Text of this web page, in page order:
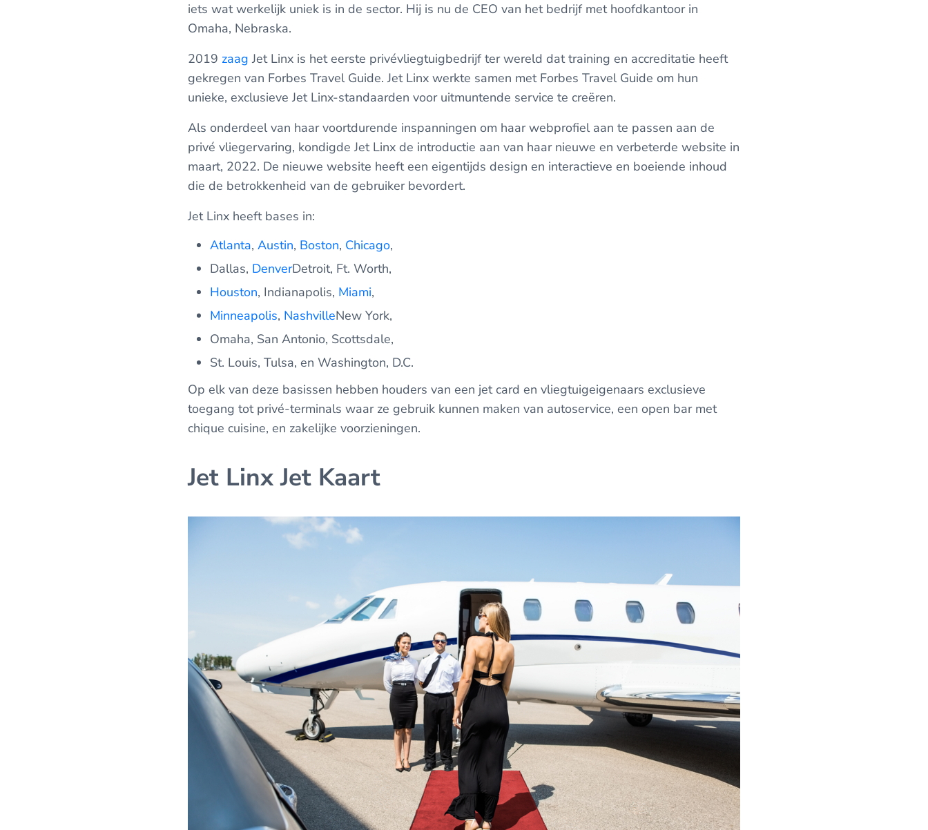
iets wat werkelijk uniek is in de sector. Hij is nu de CEO van het bedrijf met hoofdkantoor in
Omaha, Nebraska.
2019 zaag Jet Linx is het eerste privévliegtuigbedrijf ter wereld dat training en accreditatie heeft
gekregen van Forbes Travel Guide. Jet Linx werkte samen met Forbes Travel Guide om hun
unieke, exclusieve Jet Linx-standaarden voor uitmuntende service te creëren.
Als onderdeel van haar voortdurende inspanningen om haar webprofiel aan te passen aan de
privé vliegervaring, kondigde Jet Linx de introductie aan van haar nieuwe en verbeterde website in
maart, 2022. De nieuwe website heeft een eigentijds design en interactieve en boeiende inhoud
die de betrokkenheid van de gebruiker bevordert.
Jet Linx heeft bases in:
Atlanta, Austin, Boston, Chicago,
Dallas, DenverDetroit, Ft. Worth,
Houston, Indianapolis, Miami,
Minneapolis, NashvilleNew York,
Omaha, San Antonio, Scottsdale,
St. Louis, Tulsa, en Washington, D.C.
Op elk van deze basissen hebben houders van een jet card en vliegtuigeigenaars exclusieve
toegang tot privé-terminals waar ze gebruik kunnen maken van autoservice, een open bar met
chique cuisine, en zakelijke voorzieningen.
Jet Linx Jet Kaart